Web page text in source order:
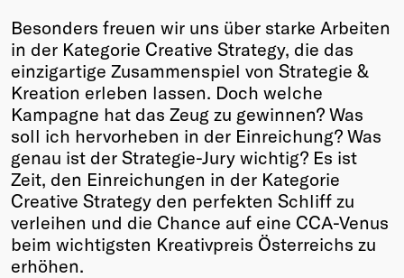
Besonders freuen wir uns über starke Arbeiten
in der Kategorie Creative Strategy, die das
einzigartige Zusammenspiel von Strategie &
Kreation erleben lassen. Doch welche
Kampagne hat das Zeug zu gewinnen? Was
soll ich hervorheben in der Einreichung? Was
genau ist der Strategie-Jury wichtig? Es ist
Zeit, den Einreichungen in der Kategorie
Creative Strategy den perfekten Schliff zu
verleihen und die Chance auf eine CCA-Venus
beim wichtigsten Kreativpreis Österreichs zu
erhöhen.